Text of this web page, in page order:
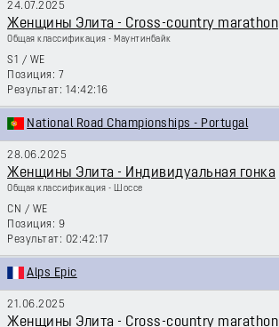
24.07.2025
Женщины Элита - Cross-country marathon
Общая классификация - Маунтинбайк
S1 / WE
7
14:42:16
National Road Championships - Portugal
28.06.2025
Женщины Элита - Индивидуальная гонка
Общая классификация - Шоссе
CN / WE
9
02:42:17
Alps Epic
21.06.2025
Женщины Элита - Cross-country marathon